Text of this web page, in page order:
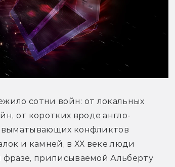
сотни войн: от локальных
от коротких вроде англо-
выматывающих конфликтов
и камней, в ХХ веке люди
фразе, приписываемой Альберту